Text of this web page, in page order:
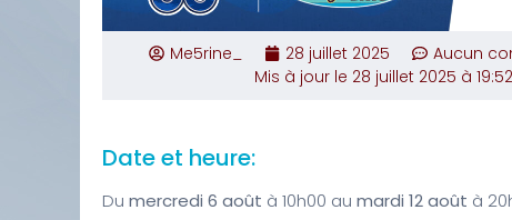
Me5rine_ 28 juillet 2025
Aucun
Mis à jour le 28 juillet 2025 à 19:52
Date et heure:
Du mercredi 6 août à 10h00 au mardi 12 août à